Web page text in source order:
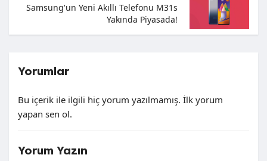
Samsung'un Yeni Akıllı Telefonu M31s
Yakında Piyasada!
Yorumlar
Bu içerik ile ilgili hiç yorum yazılmamış. İlk yorum
yapan sen ol.
Yorum Yazın